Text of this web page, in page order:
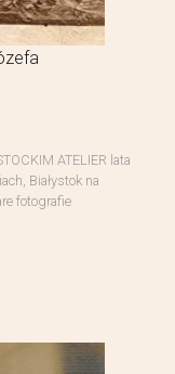
ATELIER lata
Białystok na
fotografie